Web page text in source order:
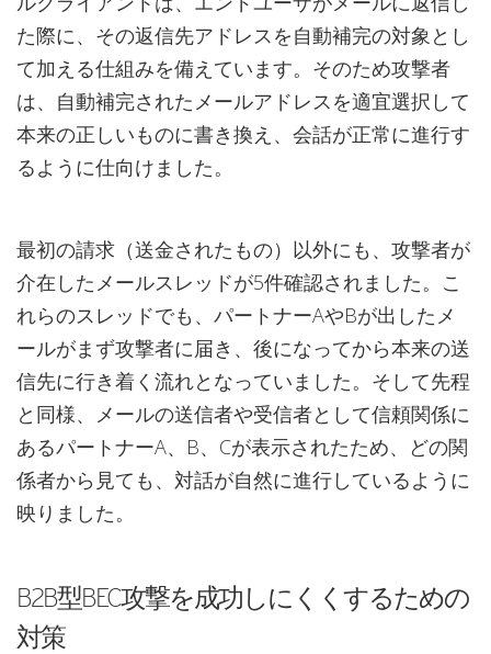
た際に、その返信先アドレスを自動補完の対象とし
て加える仕組みを備えています。そのため攻撃者
は、自動補完されたメールアドレスを適宜選択して
本来の正しいものに書き換え、会話が正常に進行す
るように仕向けました。
最初の請求（送金されたもの）以外にも、攻撃者が
介在したメールスレッドが5件確認されました。こ
れらのスレッドでも、パートナーAやBが出したメ
ールがまず攻撃者に届き、後になってから本来の送
信先に行き着く流れとなっていました。そして先程
と同様、メールの送信者や受信者として信頼関係に
あるパートナーA、B、Cが表示されたため、どの関
係者から見ても、対話が自然に進行しているように
映りました。
B2B型BEC攻撃を成功しにくくするための
対策